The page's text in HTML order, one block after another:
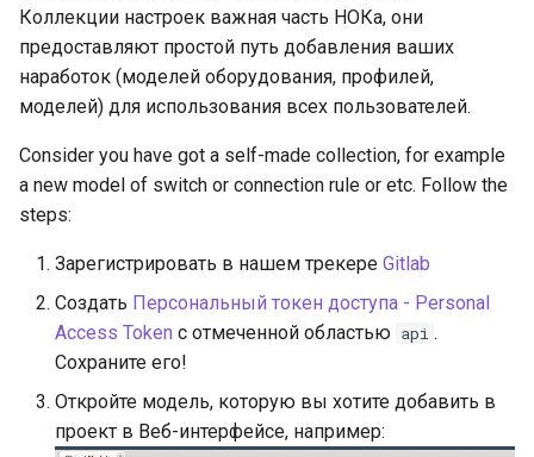
а
п
Коллекции настроек важная часть НОКа, они
предоставляют простой путь добавления ваших
наработок (моделей оборудования, профилей,
моделей) для использования всех пользователей.
Consider you have got a self-made collection, for example
a new model of switch or connection rule or etc. Follow the
steps:
Зарегистрировать в нашем трекере Gitlab
Создать Персональный токен доступа - Personal
Access Token с отмеченной областью api .
Сохраните его!
Откройте модель, которую вы хотите добавить в
проект в Веб-интерфейсе, например: